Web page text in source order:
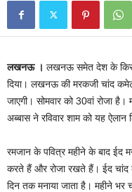
लखनऊ । लखनऊ समेत देश के किसी
दिया। लखनऊ की मरकजी चांद
जाएगी। सोमवार को 30वां रोजा
अब्बास ने रविवार शाम को यह ऐलान
रमजान के पवित्र महीने के बाद ईद
करते हैं और रोजा रखते हैं। ईद चांद
दिन तक मनाया जाता है। महीने